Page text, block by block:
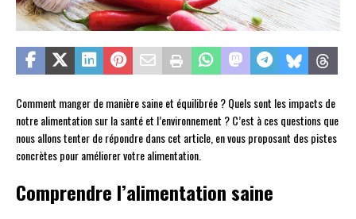
Comment manger de manière saine et équilibrée ? Quels sont les impacts de
notre alimentation sur la santé et l’environnement ? C’est à ces questions que
nous allons tenter de répondre dans cet article, en vous proposant des pistes
concrètes pour améliorer votre alimentation.
Comprendre l’alimentation saine